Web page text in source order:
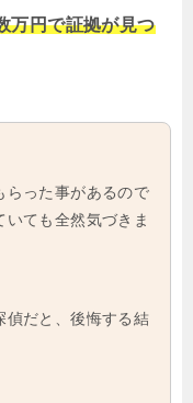
万円で証拠が見つ
らった事があるので
ても全然気づきま
偵だと、後悔する結